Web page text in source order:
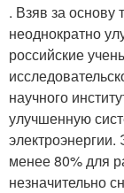
. Взяв за
неоднократно
российские
научного
улучшенную
менее 80% для
незначительно